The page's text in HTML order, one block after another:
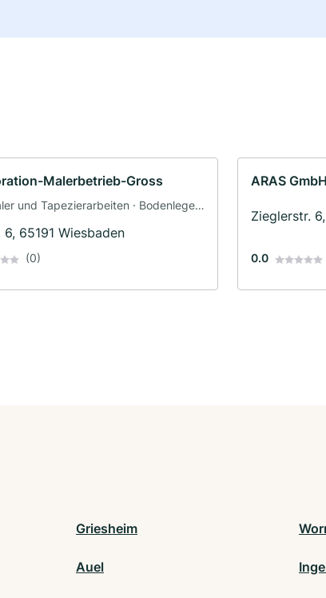
Malerbetrieb-Gross
und Tapezierarbeiten · Bodenleger
· Dämmung
6, 65191 Wiesbaden
(0)
ARAS GmbH
Zieglerstr.
0.0
Griesheim
Auel